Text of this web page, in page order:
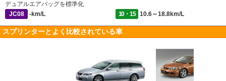
デュアルエアバッグを標準化
JC08
-km/L 10・15 10.6～18.8km/L
スプリンターとよく比較されている車